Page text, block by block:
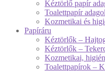
Kéztörlő papír
Toalettpapír
Kozmetikai és
Papíráru
Kéztörlők –
Kéztörlők –
Kozmetikai,
Toalettpapírok –